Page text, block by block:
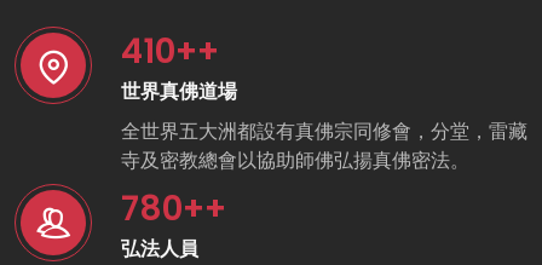
410++
世界真佛道場
全世界五大洲都設有真佛宗同修會，分堂，雷藏
寺及密教總會以協助師佛弘揚真佛密法。
780++
弘法人員